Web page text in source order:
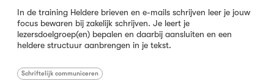
In de training Heldere brieven en e-mails schrijven leer je jouw
focus bewaren bij zakelijk schrijven. Je leert je
lezersdoelgroep(en) bepalen en daarbij aansluiten en een
heldere structuur aanbrengen in je tekst.
Schriftelijk communiceren